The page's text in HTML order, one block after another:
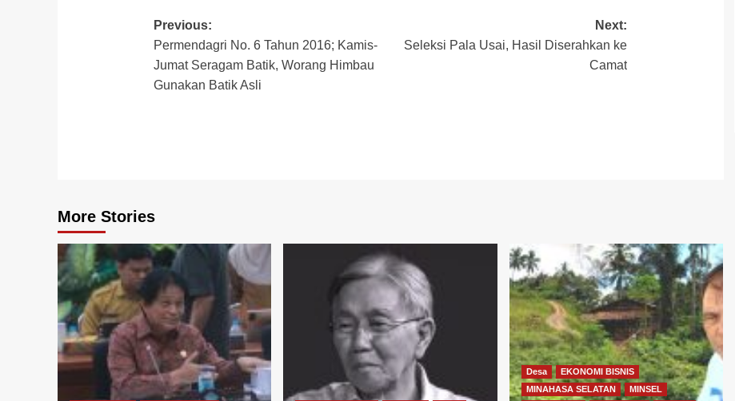
Post
navigation
Previous:
Permendagri No. 6 Tahun 2016; Kamis-
Jumat Seragam Batik, Worang Himbau
Gunakan Batik Asli
Next:
Seleksi Pala Usai, Hasil Diserahkan ke
Camat
More Stories
Desa
EKONOMI BISNIS
MINAHASA SELATAN
MINSEL